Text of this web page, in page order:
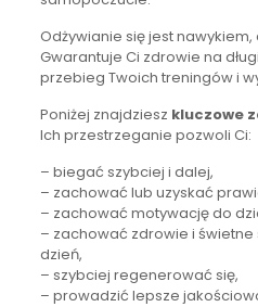
Odżywianie się jest
Gwarantuje Ci zdrowie na
przebieg Twoich treningów i
Poniżej znajdziesz kluczowe
Ich przestrzeganie pozwoli Ci:
– biegać szybciej i dalej,
– zachować lub uzyskać
– zachować motywację do
– zachować zdrowie i
dzień,
– szybciej regenerować się,
– prowadzić lepsze